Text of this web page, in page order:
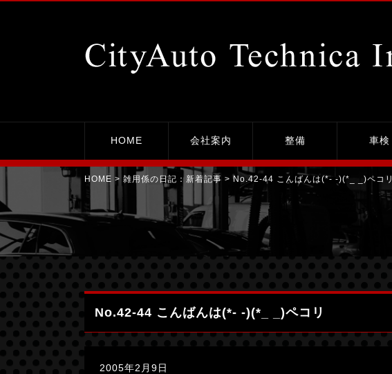
HOME 会社案内 整備 車検
HOME > 雑用係の日記： 新着記事 > No.42-44 こんばんは(*- -)(*_ _)ペコリ
No.42-44 こんばんは(*- -)(*_ _)ペコリ
2005年2月9日